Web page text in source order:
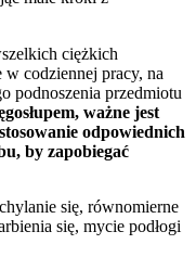
ciężkich
codziennej pracy, na
podnoszenia przedmiotu
ważne jest
odpowiednich
by zapobiegać
się, równomierne
się, mycie podłogi